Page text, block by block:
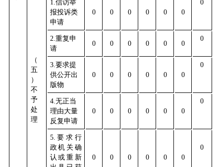
（
五
）
不
予
处
理
1.信访举
报投诉类
申请
0 0 0 0 0 0
0
2.重复申
请
0 0 0 0 0 0
0
3.要求提
供公开出
版物
0 0 0 0 0 0
0
4.无正当
理由大量
反复申请
0 0 0 0 0 0
0
5. 要求行
政机关确
认或重新
0 0 0 0 0 0
0